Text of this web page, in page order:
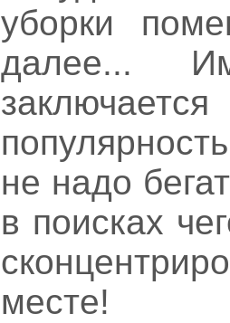
уборки
далее...
не надо
в поисках
месте!